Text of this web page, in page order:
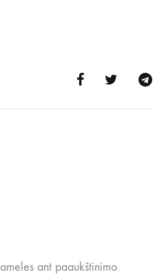
ant paaukštinimo.